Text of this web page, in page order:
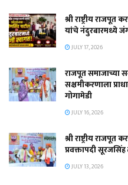
श्री राष्ट्रीय
यांचे नंदुरबारमध्ये
JULY 17, 2026
राजपूत समाजाच्या
सक्षमीकरणाला
गोगामेडी
JULY 16, 2026
श्री राष्ट्रीय राजपूत
प्रवक्तापदी
JULY 13, 2026